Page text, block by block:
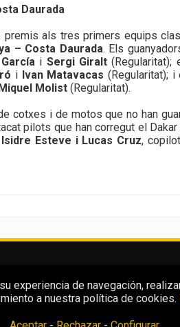
Daurada
premis als tres primers equips
– Costa Daurada. Els
i Sergi Giralt (Regularitat);
iIvan Matavacas (Regularitat);
Miquel Molist (Regularitat).
cotxes i de motos que no han
pilots que han corregut el
Esteve i Lucas Cruz,
experiencia de navegación,
a nuestra política de cookies.